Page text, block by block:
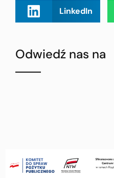
LinkedIn
Odwiedź nas na